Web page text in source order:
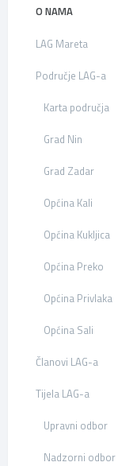
O NAMA
LAG Mareta
Područje LAG-a
Karta područja
Grad Nin
Grad Zadar
Općina Kali
Općina Kukljica
Općina Preko
Općina Privlaka
Općina Sali
Članovi LAG-a
Tijela LAG-a
Upravni odbor
Nadzorni odbor